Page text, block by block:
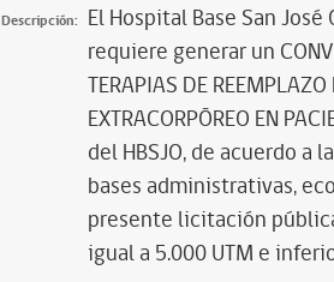
Descripción: El Hospital Base San
requiere generar un
TERAPIAS DE
EXTRACORPÓREO EN
del HBSJO, de acuerdo
bases administrativas,
presente licitación
igual a 5.000 UTM e